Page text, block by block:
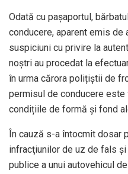
Odată cu pașaportul,
conducere, aparent emis de
suspiciuni cu privire la
noștri au procedat la
în urma cărora polițiștii de
permisul de conducere
condițiile de formă și fond
În cauză s-a întocmit dosar
infracţiunilor de uz de fals
publice a unui autovehicul